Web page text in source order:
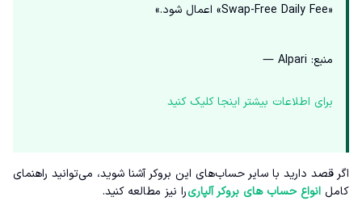
«Swap-Free Daily Fee» اعمال شود.»
منبع: Alpari —
برای اطلاعات بیشتر اینجا کلیک کنید
اگر قصد دارید با سایر حساب‌های این بروکر آشنا شوید، می‌توانید راهنمای
کامل انواع حساب‌ های بروکر آلپاریرا نیز مطالعه کنید.